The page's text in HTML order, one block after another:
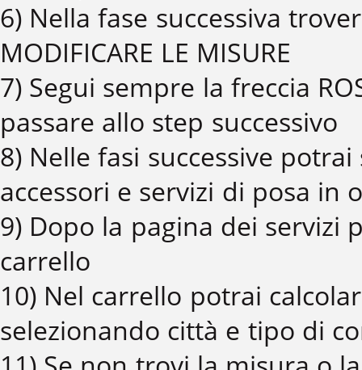
6) Nella fase successiva
MODIFICARE LE MISURE
7) Segui sempre la freccia
passare allo step successivo
8) Nelle fasi successive
accessori e servizi di posa in
9) Dopo la pagina dei
carrello
10) Nel carrello potrai
selezionando città e tipo di